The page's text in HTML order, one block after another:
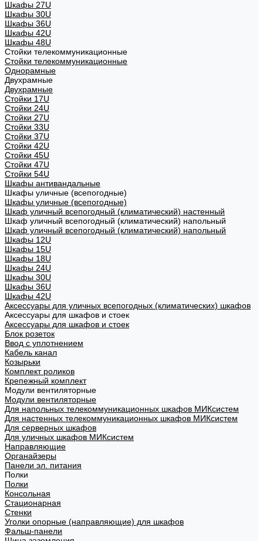
Шкафы 27U
Шкафы 30U
Шкафы 36U
Шкафы 42U
Шкафы 48U
Стойки телекоммуникационные
Стойки телекоммуникационные
Однорамные
Двухрамные
Двухрамные
Стойки 17U
Стойки 24U
Стойки 27U
Стойки 33U
Стойки 37U
Стойки 42U
Стойки 45U
Стойки 47U
Стойки 54U
Шкафы антивандальные
Шкафы уличные (всепогодные)
Шкафы уличные (всепогодные)
Шкаф уличный всепогодный (климатический) настенный
Шкаф уличный всепогодный (климатический) напольный
Шкаф уличный всепогодный (климатический) напольный
Шкафы 12U
Шкафы 15U
Шкафы 18U
Шкафы 24U
Шкафы 30U
Шкафы 36U
Шкафы 42U
Аксессуары для уличных всепогодных (климатических) шкафов
Аксессуары для шкафов и стоек
Аксессуары для шкафов и стоек
Блок розеток
Ввод с уплотнением
Кабель канал
Козырьки
Комплект роликов
Крепежный комплект
Модули вентиляторные
Модули вентиляторные
Для напольных телекоммуникационных шкафов МИКсистем
Для настенных телекоммуникационных шкафов МИКсистем
Для серверных шкафов
Для уличных шкафов МИКсистем
Направляющие
Органайзеры
Панели эл. питания
Полки
Полки
Консольная
Стационарная
Стенки
Уголки опорные (направляющие) для шкафов
Фальш-панели